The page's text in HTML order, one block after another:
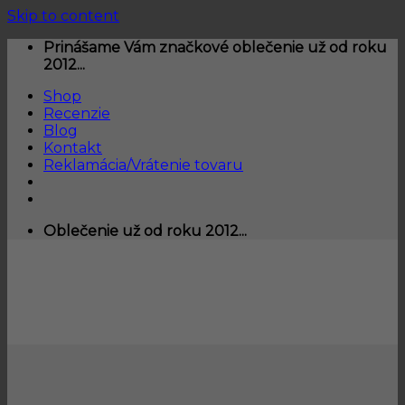
Skip to content
Prinášame Vám značkové oblečenie už od roku
2012...
Shop
Recenzie
Blog
Kontakt
Reklamácia/Vrátenie tovaru
Oblečenie už od roku 2012...